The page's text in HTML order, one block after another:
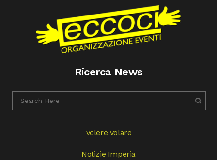
Ricerca News
Volere Volare
Notizie Imperia